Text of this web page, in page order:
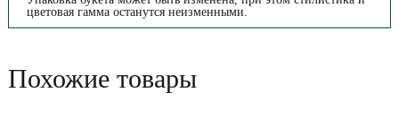
цветовая гамма останутся неизменными.
Похожие товары